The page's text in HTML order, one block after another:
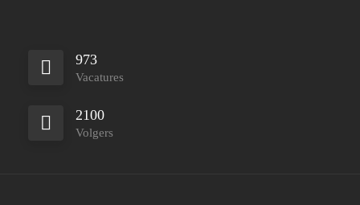
973
Vacatures
2100
Volgers